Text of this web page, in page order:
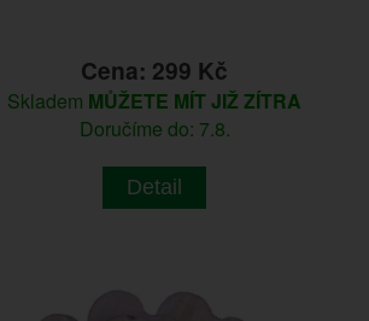
Cena: 299 Kč
Skladem MŮŽETE MÍT JIŽ ZÍTRA
Doručíme do: 7.8.
Detail